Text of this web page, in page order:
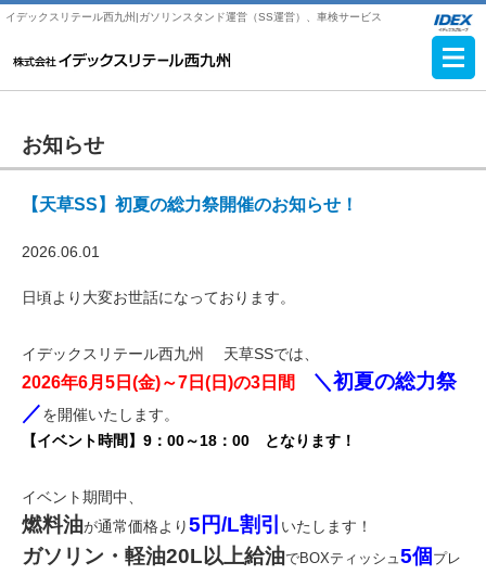
イデックスリテール西九州|ガソリンスタンド運営（SS運営）、車検サービス
お知らせ
【天草SS】初夏の総力祭開催のお知らせ！
2026.06.01
日頃より大変お世話になっております。
イデックスリテール西九州 天草SSでは、
2026年6月5日(金)～7日(日)の3日間
＼初夏の総力祭
／を開催いたします。
【イベント時間】9：00～18：00 となります！
イベント期間中、
燃料油が通常価格より5円/L割引 いたします！
ガソリン・軽油20L以上給油でBOXティッシュ5個 プレ